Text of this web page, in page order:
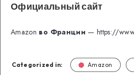
Официальный сайт
Amazon во Франции — https://
Categorized in: Amazon